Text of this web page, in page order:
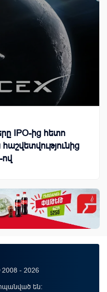
IPO-ից հետո
ով
- 2026
են: